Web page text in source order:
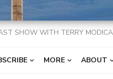
SHOW WITH TERRY MODICA
MORE ABOUT